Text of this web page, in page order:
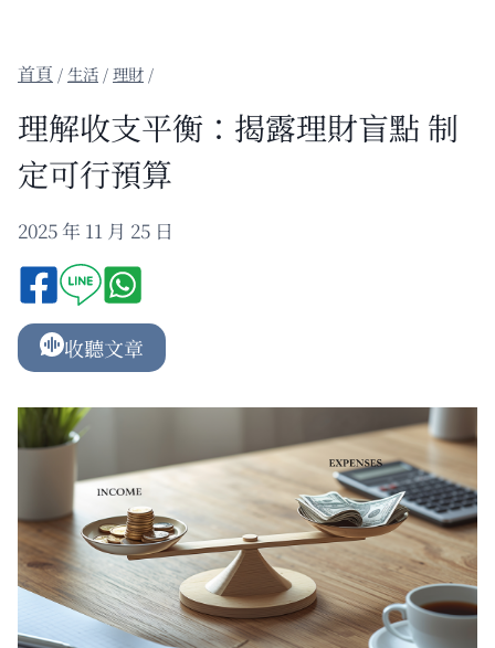
/生活 /理財 /
理解收支平衡：揭露理財盲點 制
定可行預算
2025 年 11 月 25 日
收聽文章